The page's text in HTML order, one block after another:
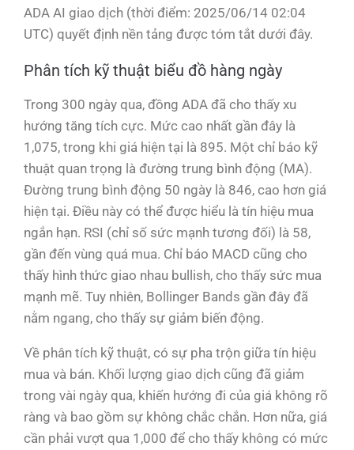
ADA AI giao dịch (thời điểm: 2025/06/14 02:04
UTC) quyết định nền tảng được tóm tắt dưới đây.
Phân tích kỹ thuật biểu đồ hàng ngày
Trong 300 ngày qua, đồng ADA đã cho thấy xu
hướng tăng tích cực. Mức cao nhất gần đây là
1,075, trong khi giá hiện tại là 895. Một chỉ báo kỹ
thuật quan trọng là đường trung bình động (MA).
Đường trung bình động 50 ngày là 846, cao hơn giá
hiện tại. Điều này có thể được hiểu là tín hiệu mua
ngắn hạn. RSI (chỉ số sức mạnh tương đối) là 58,
gần đến vùng quá mua. Chỉ báo MACD cũng cho
thấy hình thức giao nhau bullish, cho thấy sức mua
mạnh mẽ. Tuy nhiên, Bollinger Bands gần đây đã
nằm ngang, cho thấy sự giảm biến động.
Về phân tích kỹ thuật, có sự pha trộn giữa tín hiệu
mua và bán. Khối lượng giao dịch cũng đã giảm
trong vài ngày qua, khiến hướng đi của giá không rõ
ràng và bao gồm sự không chắc chắn. Hơn nữa, giá
cần phải vượt qua 1,000 để cho thấy không có mức